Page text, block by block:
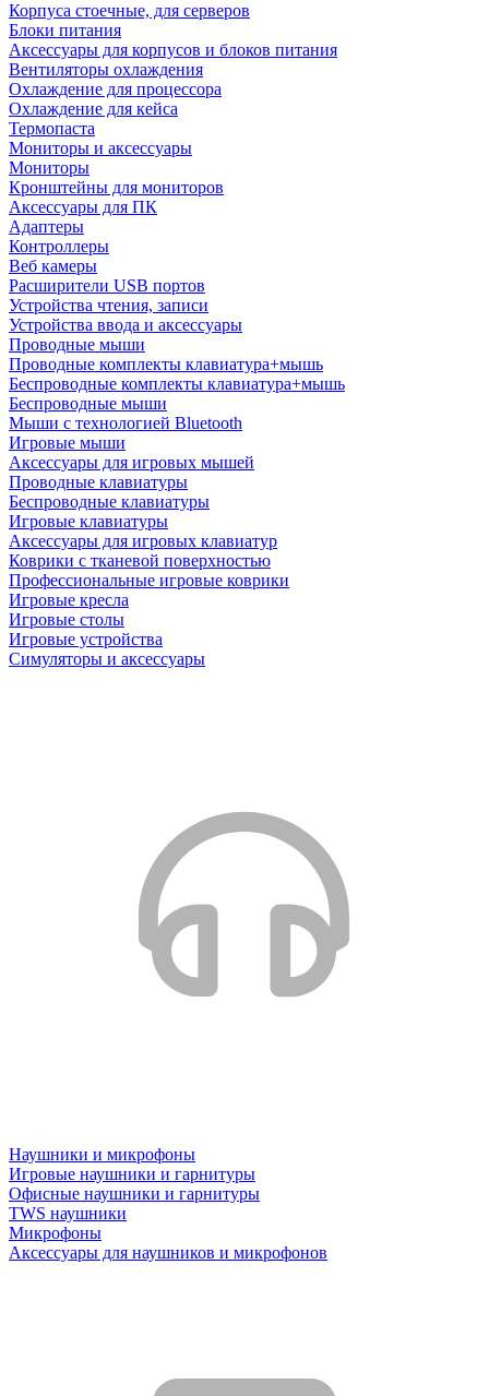
Корпуса стоечные, для серверов
Блоки питания
Аксессуары для корпусов и блоков питания
Вентиляторы охлаждения
Охлаждение для процессора
Охлаждение для кейса
Термопаста
Мониторы и аксессуары
Мониторы
Кронштейны для мониторов
Аксессуары для ПК
Адаптеры
Контроллеры
Веб камеры
Расширители USB портов
Устройства чтения, записи
Устройства ввода и аксессуары
Проводные мыши
Проводные комплекты клавиатура+мышь
Беспроводные комплекты клавиатура+мышь
Беспроводные мыши
Мыши с технологией Bluetooth
Игровые мыши
Аксессуары для игровых мышей
Проводные клавиатуры
Беспроводные клавиатуры
Игровые клавиатуры
Аксессуары для игровых клавиатур
Коврики с тканевой поверхностью
Профессиональные игровые коврики
Игровые кресла
Игровые столы
Игровые устройства
Симуляторы и аксессуары
Наушники и микрофоны
Игровые наушники и гарнитуры
Офисные наушники и гарнитуры
TWS наушники
Микрофоны
Аксессуары для наушников и микрофонов